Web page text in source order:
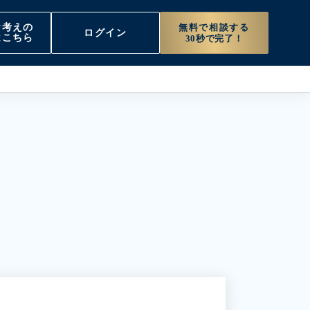
えの
ちら
ログイン
無料で相談する
30秒で完了！